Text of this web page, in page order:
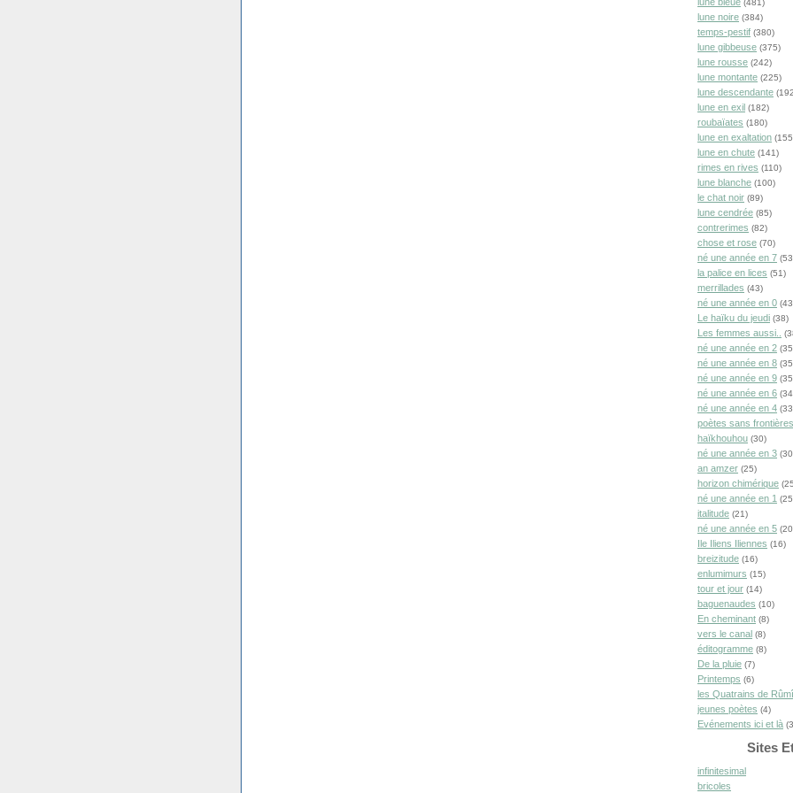
(481)
lune noire (384)
temps-pestif (380)
lune gibbeuse (375)
lune rousse (242)
lune montante (225)
lune descendante
lune en exil (182)
roubaïates (180)
lune en exaltation
lune en chute (141)
rimes en rives (110)
lune blanche (100)
le chat noir (89)
lune cendrée (85)
contrerimes (82)
chose et rose (70)
né une année en 7
la palice en lices (51)
merrillades (43)
né une année en 0
Le haïku du jeudi (38)
Les femmes aussi..
né une année en 2
né une année en 8
né une année en 9
né une année en 6
né une année en 4
poètes sans frontières
haïkhouhou (30)
né une année en 3
an amzer (25)
horizon chimérique
né une année en 1
italitude (21)
né une année en 5
Ile Iliens Iliennes (16)
breizitude (16)
enlumimurs (15)
tour et jour (14)
baguenaudes (10)
En cheminant (8)
vers le canal (8)
éditogramme (8)
De la pluie (7)
Printemps (6)
les Quatrains de Rûmî
jeunes poètes (4)
Evénements ici et là
Sites
infinitesimal
bricoles